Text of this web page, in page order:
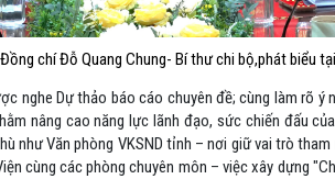
Đồng chí Đỗ Quang Chung- Bí thư chi bộ,phát biểu
nghe Dự thảo báo cáo chuyên đề; cùng làm rõ
nâng cao năng lực lãnh đạo, sức chiến đấu
như Văn phòng VKSND tỉnh – nơi giữ vai trò
cùng các phòng chuyên môn – việc xây dựng